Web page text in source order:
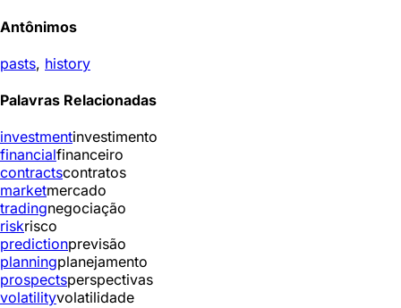
Antônimos
pasts, history
Palavras Relacionadas
investmentinvestimento
financialfinanceiro
contractscontratos
marketmercado
tradingnegociação
riskrisco
predictionprevisão
planningplanejamento
prospectsperspectivas
volatilityvolatilidade